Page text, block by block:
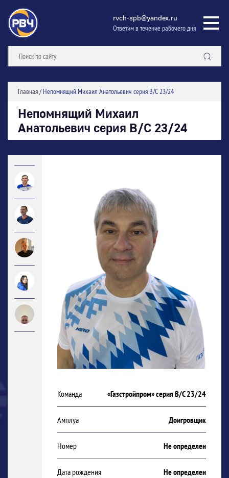
rvch-spb@yandex.ru
Ответим в течение рабочего дня
Главная/Непомнящий Михаил Анатольевич серия В/С 23/24
Непомнящий Михаил
Анатольевич серия В/С 23/24
Команда «Газстройпром» серия В/С 23/24
Амплуа Доигровщик
Номер Не определен
Дата рождения Не определен